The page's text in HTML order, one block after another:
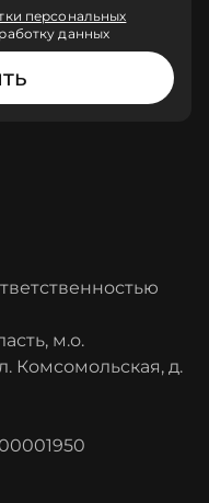
персональных
данных
м.о.
Комсомольская, д.